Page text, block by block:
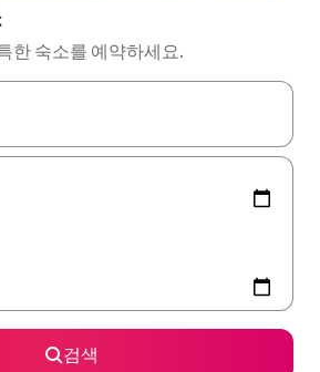
한 숙소를 예약하세요.
래 화살표 키를 사용하거나 터치 또는 스와이
검색